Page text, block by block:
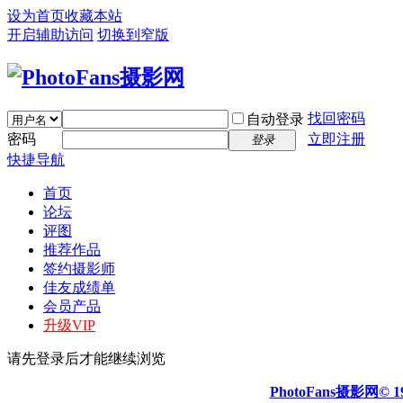
设为首页收藏本站
开启辅助访问 切换到窄版
自动登录 找回密码
密码
登录
立即注册
快捷导航
首页
论坛
评图
推荐作品
签约摄影师
佳友成绩单
会员产品
升级VIP
请先登录后才能继续浏览
PhotoFans摄影网©